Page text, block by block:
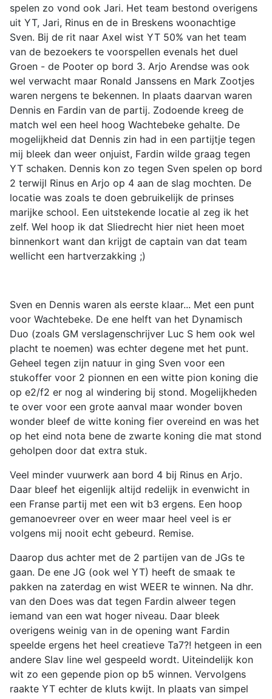
spelen zo vond ook Jari. Het team bestond overigens
uit YT, Jari, Rinus en de in Breskens woonachtige
Sven. Bij de rit naar Axel wist YT 50% van het team
van de bezoekers te voorspellen evenals het duel
Groen - de Pooter op bord 3. Arjo Arendse was ook
wel verwacht maar Ronald Janssens en Mark Zootjes
waren nergens te bekennen. In plaats daarvan waren
Dennis en Fardin van de partij. Zodoende kreeg de
match wel een heel hoog Wachtebeke gehalte. De
mogelijkheid dat Dennis zin had in een partijtje tegen
mij bleek dan weer onjuist, Fardin wilde graag tegen
YT schaken. Dennis kon zo tegen Sven spelen op bord
2 terwijl Rinus en Arjo op 4 aan de slag mochten. De
locatie was zoals te doen gebruikelijk de prinses
marijke school. Een uitstekende locatie al zeg ik het
zelf. Wel hoop ik dat Sliedrecht hier niet heen moet
binnenkort want dan krijgt de captain van dat team
wellicht een hartverzakking ;)
Sven en Dennis waren als eerste klaar... Met een punt
voor Wachtebeke. De ene helft van het Dynamisch
Duo (zoals GM verslagenschrijver Luc S hem ook wel
placht te noemen) was echter degene met het punt.
Geheel tegen zijn natuur in ging Sven voor een
stukoffer voor 2 pionnen en een witte pion koning die
op e2/f2 er nog al windering bij stond. Mogelijkheden
te over voor een grote aanval maar wonder boven
wonder bleef de witte koning fier overeind en was het
op het eind nota bene de zwarte koning die mat stond
geholpen door dat extra stuk.
Veel minder vuurwerk aan bord 4 bij Rinus en Arjo.
Daar bleef het eigenlijk altijd redelijk in evenwicht in
een Franse partij met een wit b3 ergens. Een hoop
gemanoevreer over en weer maar heel veel is er
volgens mij nooit echt gebeurd. Remise.
Daarop dus achter met de 2 partijen van de JGs te
gaan. De ene JG (ook wel YT) heeft de smaak te
pakken na zaterdag en wist WEER te winnen. Na dhr.
van den Does was dat tegen Fardin alweer tegen
iemand van een wat hoger niveau. Daar bleek
overigens weinig van in de opening want Fardin
speelde ergens het heel creatieve Ta7?! hetgeen in een
andere Slav line wel gespeeld wordt. Uiteindelijk kon
wit zo een gepende pion op b5 winnen. Vervolgens
raakte YT echter de kluts kwijt. In plaats van simpel